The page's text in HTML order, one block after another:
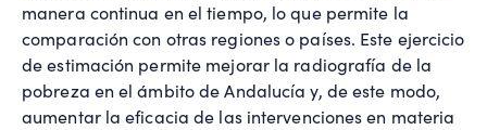
manera continua en el tiempo, lo que permite la
comparación con otras regiones o países. Este ejercicio
de estimación permite mejorar la radiografía de la
pobreza en el ámbito de Andalucía y, de este modo,
aumentar la eficacia de las intervenciones en materia